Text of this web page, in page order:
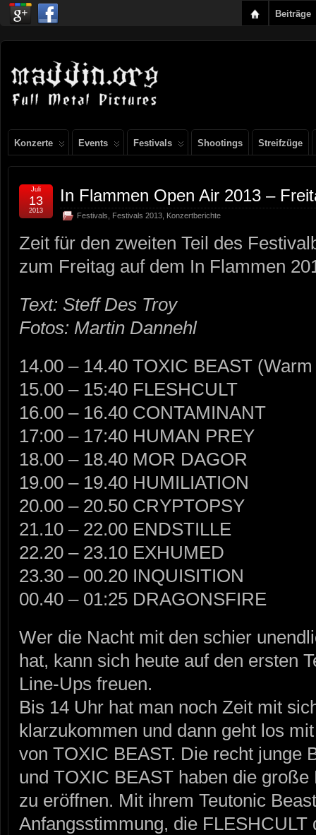
Beiträge
Konzerte Events Festivals Shootings Streifzüge
In Flammen Open Air 2013 –
Festivals Festivals 2013 Konzertberichte
Juli
13
2013
Zeit für den zweiten Teil des
zum Freitag auf dem In Flammen
Text: Steff Des Troy
Fotos: Martin Dannehl
14.00 – 14.40 TOXIC BEAST
15.00 – 15:40 FLESHCULT
16.00 – 16.40 CONTAMINANT
17:00 – 17:40 HUMAN PREY
18.00 – 18.40 MOR DAGOR
19.00 – 19.40 HUMILIATION
20.00 – 20.50 CRYPTOPSY
21.10 – 22.00 ENDSTILLE
22.20 – 23.10 EXHUMED
23.30 – 00.20 INQUISITION
00.40 – 01:25 DRAGONSFIRE
Wer die Nacht mit den schier
hat, kann sich heute auf den ersten
Line-Ups freuen.
Bis 14 Uhr hat man noch Zeit mit
klarzukommen und dann geht los
von TOXIC BEAST. Die recht junge
und TOXIC BEAST haben die
zu eröffnen. Mit ihrem Teutonic
Anfangsstimmung, die FLESHCULT